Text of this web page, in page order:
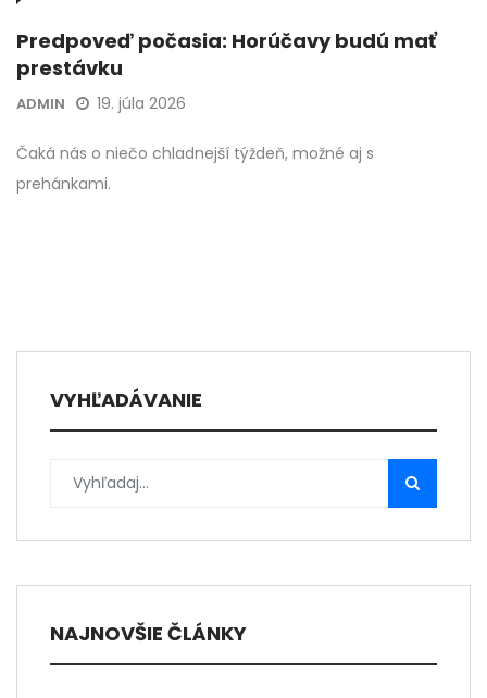
Predpoveď počasia: Horúčavy budú mať
prestávku
ADMIN 19. júla 2026
Čaká nás o niečo chladnejší týždeň, možné aj s
prehánkami.
VYHĽADÁVANIE
NAJNOVŠIE ČLÁNKY